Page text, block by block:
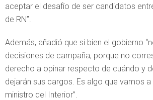
aceptar el desafío de ser candidatos
de RN”.
Además, añadió que si bien el gobierno
decisiones de campaña, porque no
derecho a opinar respecto de cuándo y
dejarán sus cargos. Es algo que vamos
ministro del Interior”.